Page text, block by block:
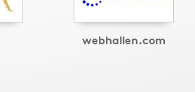
webhallen.com